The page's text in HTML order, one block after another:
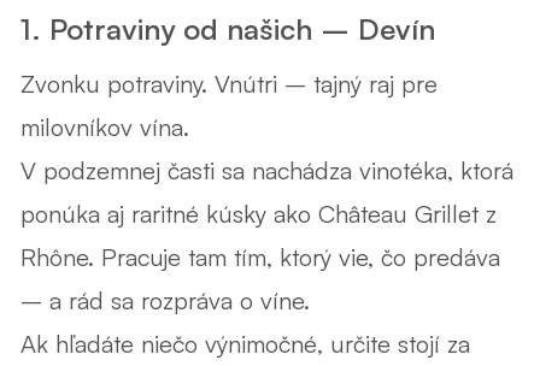
1. Potraviny od našich – Devín
Zvonku potraviny. Vnútri – tajný raj pre
milovníkov vína.
V podzemnej časti sa nachádza vinotéka, ktorá
ponúka aj raritné kúsky ako Château Grillet z
Rhône. Pracuje tam tím, ktorý vie, čo predáva
– a rád sa rozpráva o víne.
Ak hľadáte niečo výnimočné, určite stojí za